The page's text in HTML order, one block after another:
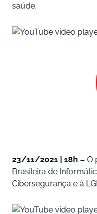
saúde.
23/11/2021 | 18h – O
Brasileira de
Cibersegurança e à